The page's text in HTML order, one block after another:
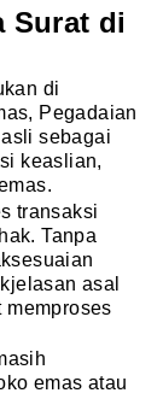
Surat di
di
Pegadaian
sebagai
keaslian,
transaksi
Tanpa
asal
memproses
emas atau